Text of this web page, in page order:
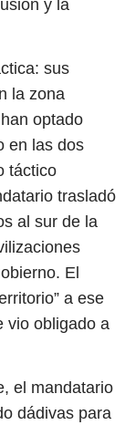
y la
sus
la zona
optado
en las dos
táctico
trasladó
al sur de la
El
a ese
vio obligado a
el mandatario
dádivas para